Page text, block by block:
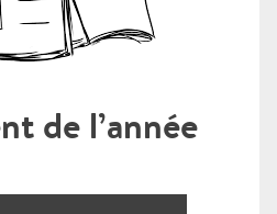
de l’année